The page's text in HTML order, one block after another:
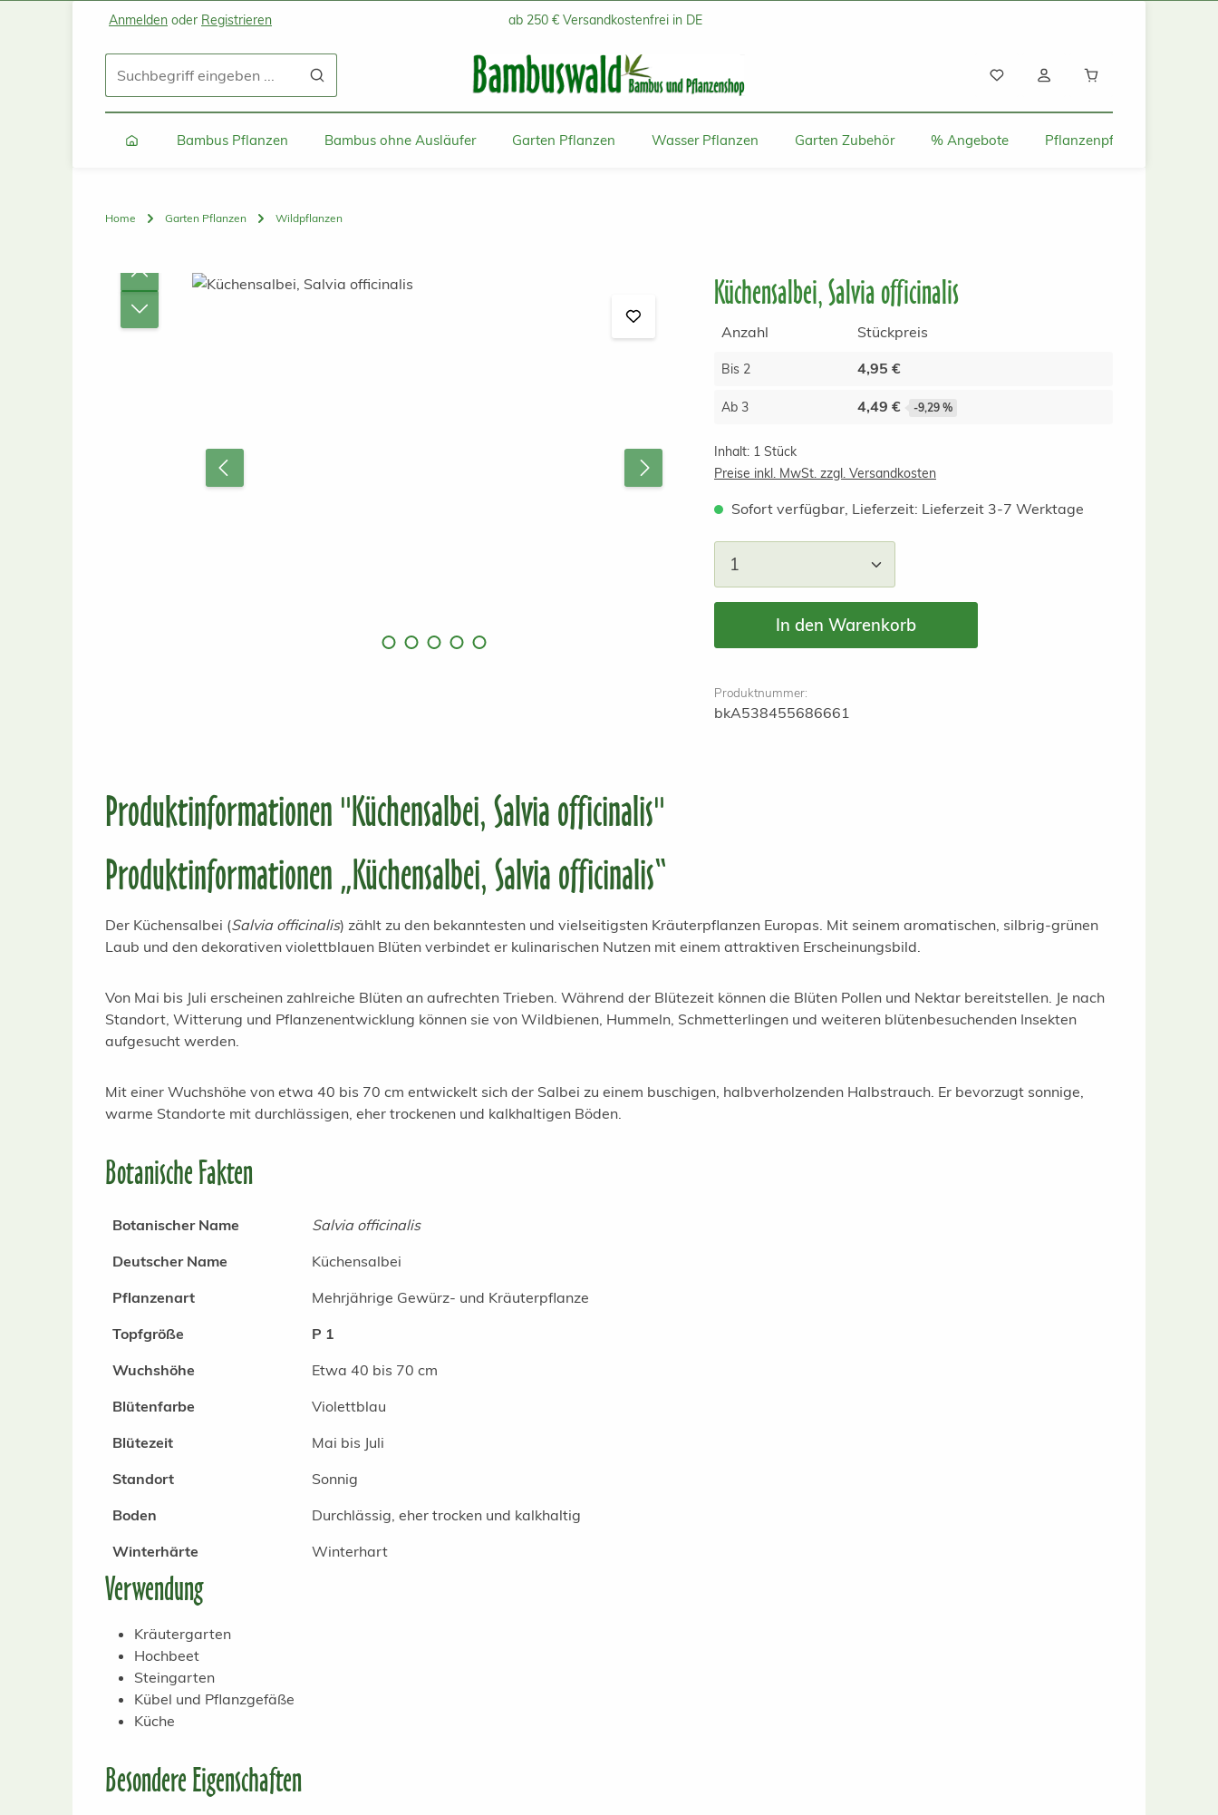
Zum Hauptinhalt springen
Zur Suche springen
Zur Hauptnavigation springen
Anmelden oder Registrieren ab 250 € Versandkostenfrei in DE
Bambus Pflanzen Bambus ohne Ausläufer Garten Pflanzen Wasser Pflanzen Garten Zubehör % Angebote Pflanzenpflege und Tipps
Home Garten Pflanzen Wildpflanzen
Bildergalerie überspringen Küchensalbei, Salvia officinalis
Anzahl Stückpreis
Bis 2 4,95 €
Ab 3 4,49 € -9,29 %
Inhalt: 1 Stück
Preise inkl. MwSt. zzgl. Versandkosten
Sofort verfügbar, Lieferzeit: Lieferzeit 3-7 Werktage
Produkt Anzahl: Gib den gewünschten Wert ein
In den Warenkorb
Produktnummer:
bkA538455686661
Produktinformationen "Küchensalbei, Salvia officinalis"
Produktinformationen „Küchensalbei, Salvia officinalis“
Der Küchensalbei (Salvia officinalis) zählt zu den bekanntesten und vielseitigsten Kräuterpflanzen Europas. Mit seinem aromatischen, silbrig-grünen
Laub und den dekorativen violettblauen Blüten verbindet er kulinarischen Nutzen mit einem attraktiven Erscheinungsbild.
Von Mai bis Juli erscheinen zahlreiche Blüten an aufrechten Trieben. Während der Blütezeit können die Blüten Pollen und Nektar bereitstellen. Je nach
Standort, Witterung und Pflanzenentwicklung können sie von Wildbienen, Hummeln, Schmetterlingen und weiteren blütenbesuchenden Insekten
aufgesucht werden.
Mit einer Wuchshöhe von etwa 40 bis 70 cm entwickelt sich der Salbei zu einem buschigen, halbverholzenden Halbstrauch. Er bevorzugt sonnige,
warme Standorte mit durchlässigen, eher trockenen und kalkhaltigen Böden.
Botanische Fakten
Botanischer Name
Salvia officinalis
Deutscher Name
Küchensalbei
Pflanzenart
Mehrjährige Gewürz- und Kräuterpflanze
Topfgröße
P 1
Wuchshöhe
Etwa 40 bis 70 cm
Blütenfarbe
Violettblau
Blütezeit
Mai bis Juli
Standort
Sonnig
Boden
Durchlässig, eher trocken und kalkhaltig
Winterhärte
Winterhart
Verwendung
Kräutergarten
Hochbeet
Steingarten
Kübel und Pflanzgefäße
Küche
Besondere Eigenschaften